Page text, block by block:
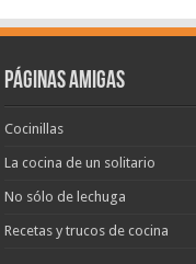
Páginas amigas
Cocinillas
La cocina de un solitario
No sólo de lechuga
Recetas y trucos de cocina